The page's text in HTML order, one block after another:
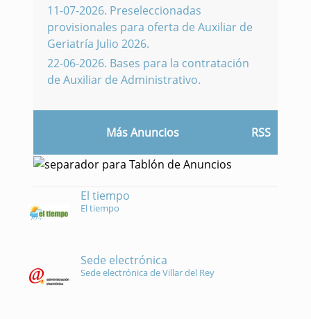
11-07-2026. Preseleccionadas
provisionales para oferta de Auxiliar de
Geriatría Julio 2026.
22-06-2026. Bases para la contratación
de Auxiliar de Administrativo.
Más Anuncios RSS
El tiempo
El tiempo
Sede electrónica
Sede electrónica de Villar del Rey